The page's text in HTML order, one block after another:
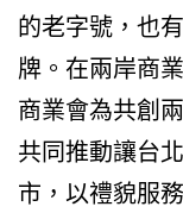
的老字號，也
牌。在兩岸商
商業會為共創
共同推動讓台
市，以禮貌服